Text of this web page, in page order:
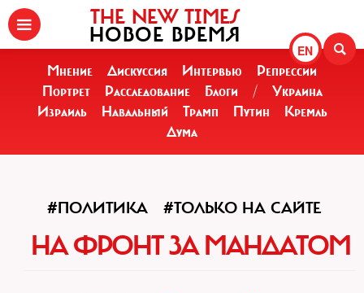
EN
THE NEW TIMES
НОВОЕ ВРЕМЯ
Мнение Дискуссия Интервью
Репрессии
Портрет
Расследование Блоги /
Украина
Израиль
Навальный Трамп Путин
Кремль
Дума
#ПОЛИТИКА #ТОЛЬКО НА САЙТЕ
НА ФРОНТ ЗА МАНДАТОМ